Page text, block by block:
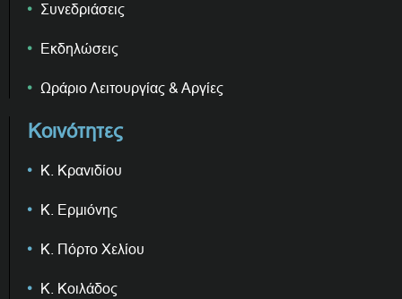
Συνεδριάσεις
Εκδηλώσεις
Ωράριο Λειτουργίας & Αργίες
Κοινότητες
Κ. Κρανιδίου
Κ. Ερμιόνης
Κ. Πόρτο Χελίου
Κ. Κοιλάδος